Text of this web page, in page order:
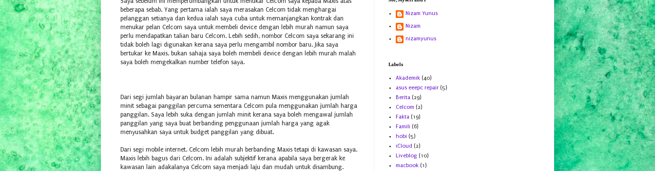
beberapa sebab. Yang pertama ialah saya merasakan Celcom tidak menghargai
pelanggan setianya dan kedua ialah saya cuba untuk memanjangkan kontrak dan
menukar pelan Celcom saya untuk membeli device dengan lebih murah namun saya
perlu mendapatkan talian baru Celcom. Lebih sedih, nombor Celcom saya sekarang ini
tidak boleh lagi digunakan kerana saya perlu mengambil nombor baru. Jika saya
bertukar ke Maxis, bukan sahaja saya boleh membeli device dengan lebih murah malah
saya boleh mengekalkan number telefon saya.
Dari segi jumlah bayaran bulanan hampir sama namun Maxis menggunakan jumlah
minit sebagai panggilan percuma sementara Celcom pula menggunakan jumlah harga
panggilan. Saya lebih suka dengan jumlah minit kerana saya boleh mengawal jumlah
panggilan yang saya buat berbanding penggunaan jumlah harga yang agak
menyusahkan saya untuk budget panggilan yang dibuat.
Dari segi mobile internet, Celcom lebih murah berbanding Maxis tetapi di kawasan saya,
Maxis lebih bagus dari Celcom. Ini adalah subjektif kerana apabila saya bergerak ke
kawasan lain adakalanya Celcom saya menjadi laju dan mudah untuk disambung.
Nizam Yunus
Nizam
nizamyunus
Labels
Akademik (40)
asus eeepc repair (5)
Berita (29)
Celcom (2)
Fakta (19)
Famili (6)
hobi (5)
iCloud (2)
Liveblog (10)
macbook (1)